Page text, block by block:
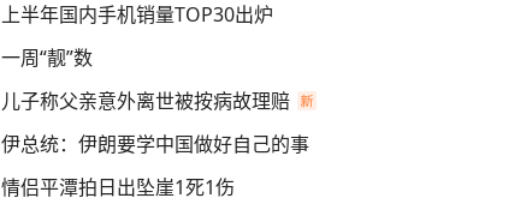
上半年国内手机销量TOP30出炉
一周“靓”数
儿子称父亲意外离世被按病故理赔
伊总统：伊朗要学中国做好自己的事
情侣平潭拍日出坠崖1死1伤